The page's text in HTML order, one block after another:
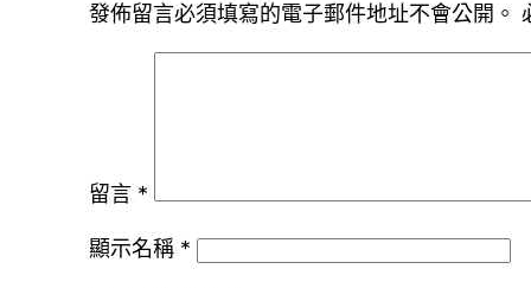
發佈留言必須填寫的電子郵件地址不會公開。
留言 *
顯示名稱 *